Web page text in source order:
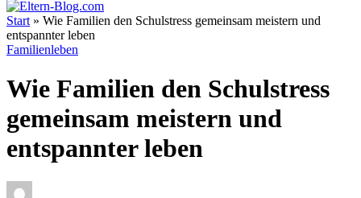
Start » Wie Familien den Schulstress gemeinsam meistern und
entspannter leben
Familienleben
Wie Familien den Schulstress
gemeinsam meistern und
entspannter leben